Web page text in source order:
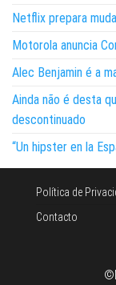
Netflix prepara
Motorola anuncia
Alec Benjamin é a
Ainda não é desta
descontinuado
“Un hipster en la
Política de
Contacto